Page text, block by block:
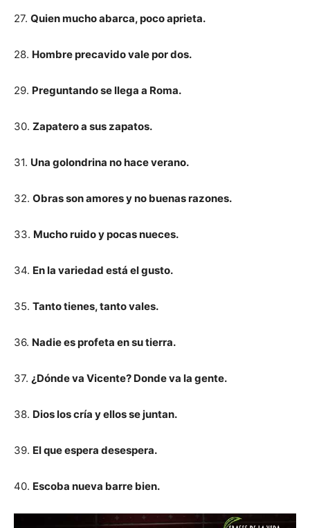
27. Quien mucho abarca, poco aprieta.
28. Hombre precavido vale por dos.
29. Preguntando se llega a Roma.
30. Zapatero a sus zapatos.
31. Una golondrina no hace verano.
32. Obras son amores y no buenas razones.
33. Mucho ruido y pocas nueces.
34. En la variedad está el gusto.
35. Tanto tienes, tanto vales.
36. Nadie es profeta en su tierra.
37. ¿Dónde va Vicente? Donde va la gente.
38. Dios los cría y ellos se juntan.
39. El que espera desespera.
40. Escoba nueva barre bien.